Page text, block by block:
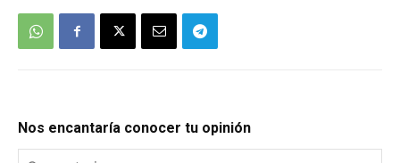
Nos encantaría conocer tu opinión